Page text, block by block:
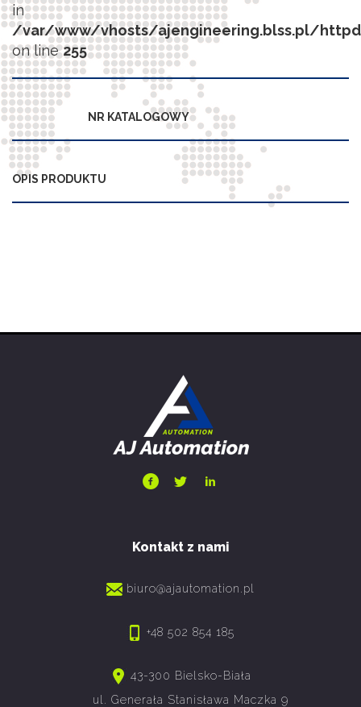
in
/var/www/vhosts/ajengineering.blss.pl/
on line255
NR KATALOGOWY
OPIS PRODUKTU
Kontakt z nami
biuro@ajautomation.pl
+48 502 854 185
43-300 Bielsko-Biała
ul. Generała Stanisława Maczka 9